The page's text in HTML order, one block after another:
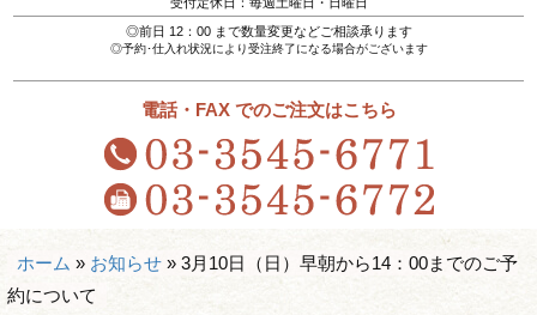
◎前日 12：00 まで数量変更などご相談承ります
◎予約･仕入れ状況により受注終了になる場合がございます
電話・FAX でのご注文はこちら
ホーム » お知らせ » 3月10日（日）早朝から14：00までのご予
約について